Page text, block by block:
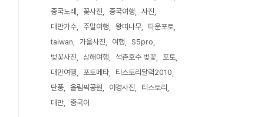
중국노래
꽃사진 중국여행
사진
대만가수
주말여행 왕따나무
타운포토
taiwan
가을사진 여행
S5pro
벚꽃사진
상해여행 석촌호수 벚꽃
포토
대만여행
포토메타
티스토리달력2010
단풍
올림픽공원 야경사진
티스토리
대만
중국어